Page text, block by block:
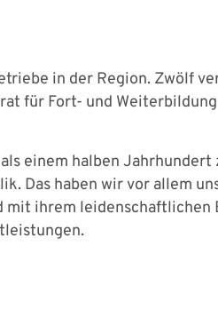
in der Region. Zwölf
für Fort- und
einem halben
Das haben wir vor allem
ihrem leidenschaftlichen